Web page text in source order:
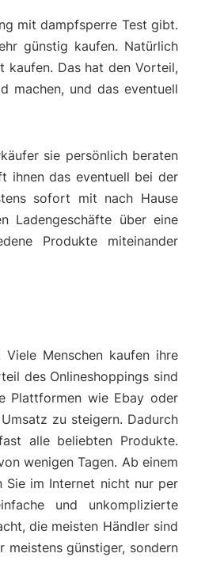
mit dampfsperre Test gibt.
günstig kaufen. Natürlich
kaufen. Das hat den Vorteil,
machen, und das eventuell
sie persönlich beraten
ihnen das eventuell bei der
sofort mit nach Hause
Ladengeschäfte über eine
Produkte miteinander
Menschen kaufen ihre
des Onlineshoppings sind
Plattformen wie Ebay oder
zu steigern. Dadurch
alle beliebten Produkte.
wenigen Tagen. Ab einem
Sie im Internet nicht nur per
und unkomplizierte
die meisten Händler sind
meistens günstiger, sondern